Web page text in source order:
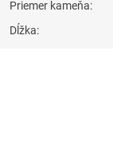
Priemer kameňa:
Dĺžka: